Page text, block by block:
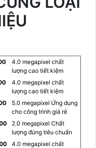
4.0 megapixel chất
lượng cao tiết kiệm
4.0 megapixel chất
lượng cao tiết kiệm
5.0 megapixel Ứng dụng
cho công trình giá rẻ
2.0 megapixel Chất
lượng đúng tiêu chuẩn
4.0 megapixel chất